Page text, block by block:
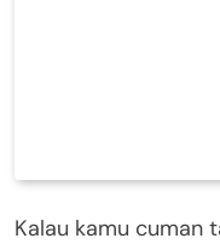
Kalau kamu cuman